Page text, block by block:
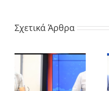
Σχετικά Άρθρα